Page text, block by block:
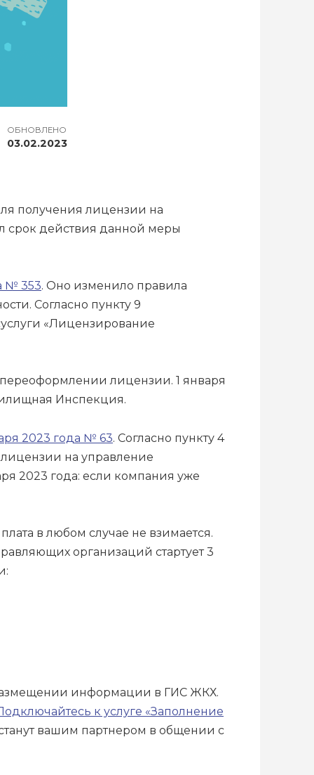
ОБНОВЛЕНО
03.02.2023
получения лицензии на
срок действия данной меры
№ 353. Оно изменило правила
Согласно пункту 9
«Лицензирование
лицензии. 1 января
Инспекция.
2023 года № 63. Согласно пункту 4
на управление
2023 года: если компания уже
в любом случае не взимается.
организаций стартует 3
информации в ГИС ЖКХ.
к услуге «Заполнение
вашим партнером в общении с